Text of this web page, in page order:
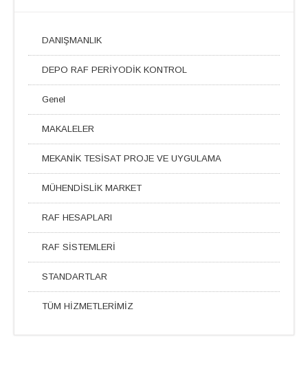
DANIŞMANLIK
DEPO RAF PERİYODİK KONTROL
Genel
MAKALELER
MEKANİK TESİSAT PROJE VE UYGULAMA
MÜHENDİSLİK MARKET
RAF HESAPLARI
RAF SİSTEMLERİ
STANDARTLAR
TÜM HİZMETLERİMİZ